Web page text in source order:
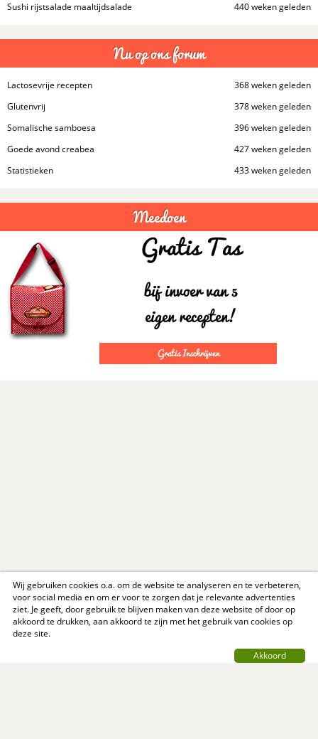
Wij gebruiken cookies o.a. om de website te analyseren en te verbeteren,
voor social media en om er voor te zorgen dat je relevante advertenties
ziet. Je geeft, door gebruik te blijven maken van deze website of door op
akkoord te drukken, aan akkoord te zijn met het gebruik van cookies op
deze site.
Akkoord
440 weken geleden
Sushi rijstsalade maaltijdsalade
Nu op ons forum
368 weken geleden
Lactosevrije recepten
378 weken geleden
Glutenvrij
396 weken geleden
Somalische samboesa
427 weken geleden
Goede avond creabea
433 weken geleden
Statistieken
Meedoen
Gratis Tas
bij invoer van 5
eigen recepten!
Gratis Inschrijven